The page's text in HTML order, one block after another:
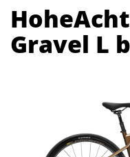
Gravel L